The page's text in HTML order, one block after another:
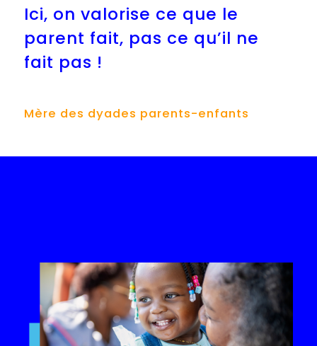
Ici, on valorise ce que le
parent fait, pas ce qu’il ne
fait pas !
Mère des dyades parents-enfants